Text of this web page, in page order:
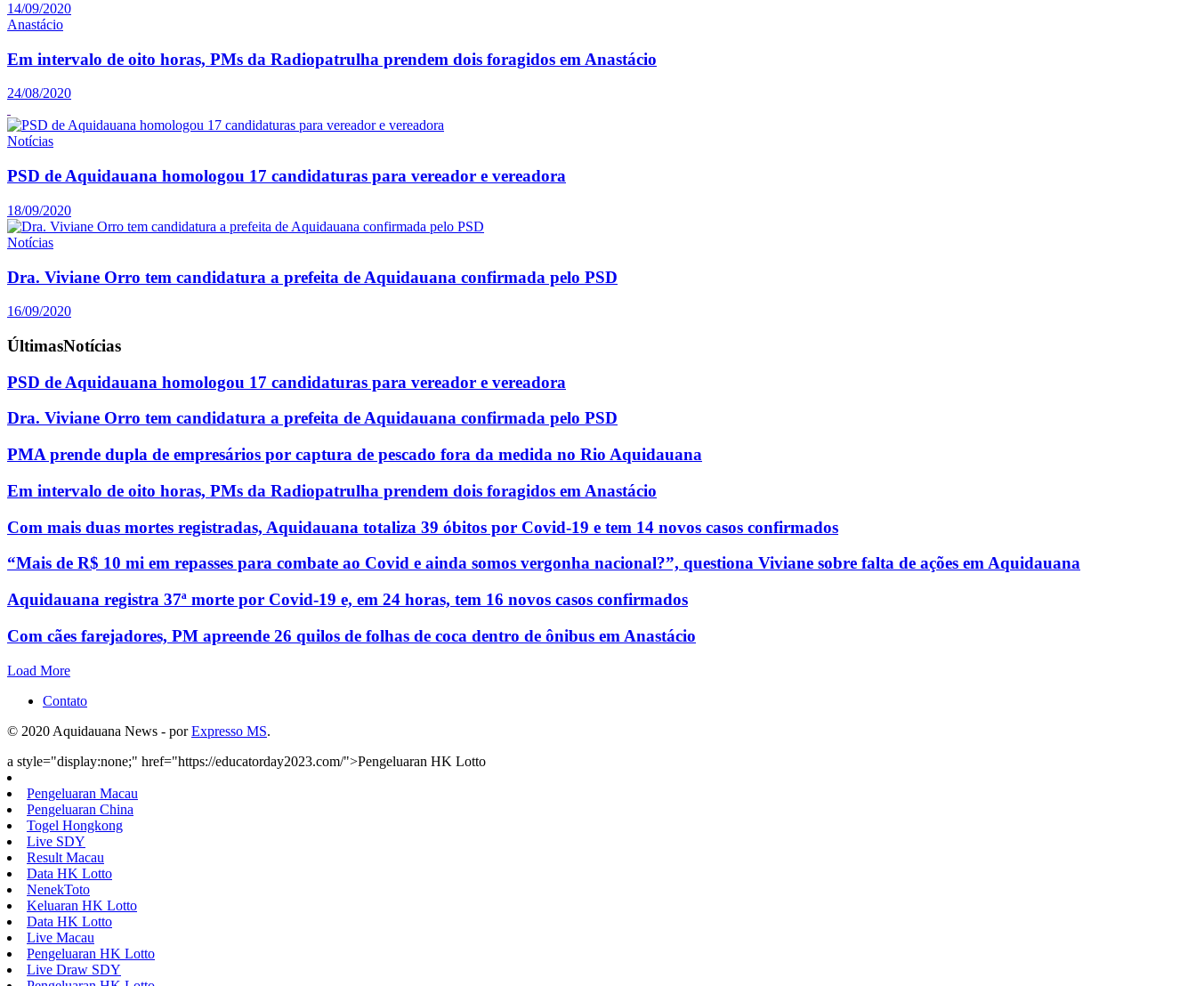
14/09/2020
Anastácio
Em intervalo de oito horas, PMs da Radiopatrulha prendem dois foragidos em Anastácio
24/08/2020
Notícias
PSD de Aquidauana homologou 17 candidaturas para vereador e vereadora
18/09/2020
Notícias
Dra. Viviane Orro tem candidatura a prefeita de Aquidauana confirmada pelo PSD
16/09/2020
ÚltimasNotícias
PSD de Aquidauana homologou 17 candidaturas para vereador e vereadora
Dra. Viviane Orro tem candidatura a prefeita de Aquidauana confirmada pelo PSD
PMA prende dupla de empresários por captura de pescado fora da medida no Rio Aquidauana
Em intervalo de oito horas, PMs da Radiopatrulha prendem dois foragidos em Anastácio
Com mais duas mortes registradas, Aquidauana totaliza 39 óbitos por Covid-19 e tem 14 novos casos confirmados
“Mais de R$ 10 mi em repasses para combate ao Covid e ainda somos vergonha nacional?”, questiona Viviane sobre falta de ações em Aquidauana
Aquidauana registra 37ª morte por Covid-19 e, em 24 horas, tem 16 novos casos confirmados
Com cães farejadores, PM apreende 26 quilos de folhas de coca dentro de ônibus em Anastácio
Load More
Contato
© 2020 Aquidauana News - porExpresso MS.
a style="display:none;" href="https://educatorday2023.com/">Pengeluaran HK Lotto
Pengeluaran Macau
Pengeluaran China
Togel Hongkong
Live SDY
Result Macau
Data HK Lotto
NenekToto
Keluaran HK Lotto
Data HK Lotto
Live Macau
Pengeluaran HK Lotto
Live Draw SDY